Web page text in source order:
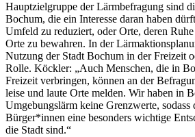
Hauptzielgruppe der Lärmbefragung sind
Bochum, die ein Interesse daran haben
Umfeld zu reduziert, oder Orte, deren Ruhe
Orte zu bewahren. In der
Nutzung der Stadt Bochum in der Freizeit
Rolle. Köckler: „Auch Menschen, die in
Freizeit verbringen, können an der
leise und laute Orte melden. Wir haben in
Umgebungslärm keine Grenzwerte, sodass
Bürger*innen eine besonders wichtige
die Stadt sind.“